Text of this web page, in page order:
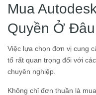
Mua
Quyền Ở
Việc lựa chọn đơn vị cung
tố rất quan trọng đối với
chuyên nghiệp.
Không chỉ đơn thuần là